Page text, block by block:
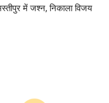
में जश्न, निकाला विजय